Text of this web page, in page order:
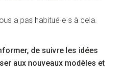
a pas habitué·e·s à cela.
de suivre les idées
aux nouveaux modèles et